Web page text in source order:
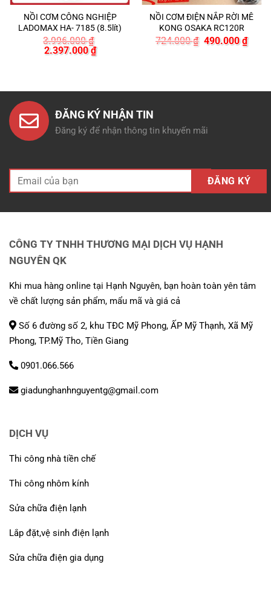
NỒI CƠM CÔNG NGHIỆP
LADOMAX HA- 7185 (8.5lít)
3.996.000₫
Giá
2.397.000₫Giá
hiện
2.397.000 ₫.
NỒI CƠM ĐIỆN NẮP RỜI MÊ
KONG OSAKA RC120R
724.000₫ Giá
490.000₫Giá
hiện
₫.
ĐĂNG KÝ NHẬN TIN
Đăng ký để nhận thông tin khuyến mãi
CÔNG TY TNHH THƯƠNG MẠI DỊCH VỤ HẠNH
NGUYÊN QK
Khi mua hàng online tại Hạnh Nguyên, bạn hoàn toàn yên tâm
về chất lượng sản phẩm, mẩu mã và giá cả
Số 6 đường số 2, khu TĐC Mỹ Phong, ẤP Mỹ Thạnh, Xã Mỹ
Phong, TP.Mỹ Tho, Tiền Giang
0901.066.566
giadunghanhnguyentg@gmail.com
DỊCH VỤ
Thi công nhà tiền chế
Thi công nhôm kính
Sửa chữa điện lạnh
Lắp đặt,vệ sinh điện lạnh
Sửa chữa điện gia dụng